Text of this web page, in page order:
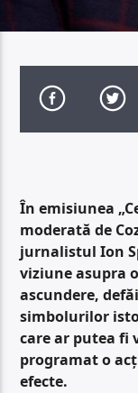
În emisiunea
moderată de
jurnalistul Ion
viziune asupra
ascundere,
simbolurilor
care ar putea fi
programat o
efecte.